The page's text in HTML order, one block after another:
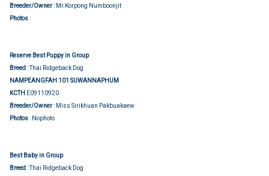
Breeder/Owner: Mr.Korpong Numboonjit
Photos:
Reserve Best Puppy in Group
Breed : Thai Ridgeback Dog
NAMPEANGFAH 101 SUWANNAPHUM
KCTH E09110920
Breeder/Owner: Miss Sirikhuan Pakbuakaew
Photos: Nophoto
Best Baby in Group
Breed : Thai Ridgeback Dog